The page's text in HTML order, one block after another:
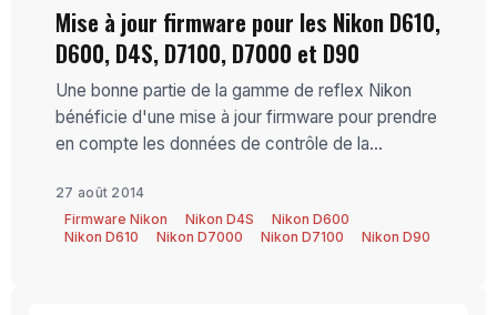
Mise à jour firmware pour les Nikon D610,
D600, D4S, D7100, D7000 et D90
Une bonne partie de la gamme de reflex Nikon
bénéficie d'une mise à jour firmware pour prendre
en compte les données de contrôle de la...
27 août 2014
Firmware Nikon
Nikon D4S
Nikon D600
Nikon D610
Nikon D7000 Nikon D7100 Nikon D90